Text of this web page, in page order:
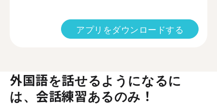
アプリをダウンロードする
外国語を話せるようになるに
は、会話練習あるのみ！